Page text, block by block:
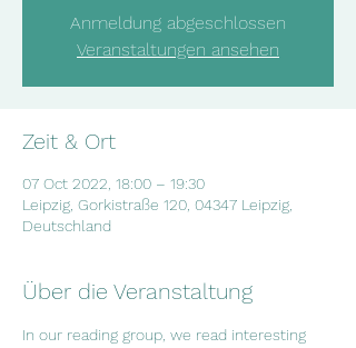
Anmeldung abgeschlossen
Veranstaltungen ansehen
Zeit & Ort
07 Oct 2022, 18:00 – 19:30
Leipzig, Gorkistraße 120, 04347 Leipzig,
Deutschland
Über die Veranstaltung
In our reading group, we read interesting